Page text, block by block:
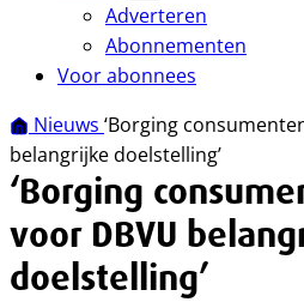
Adverteren
Abonnementen
Voor abonnees
Nieuws ‘Borging
belangrijke doelstelling’
‘Borging
voor DBVU
doelstelling’